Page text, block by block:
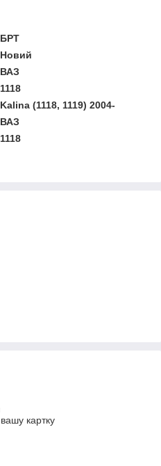
БРТ
Новий
ВАЗ
1118
Kalina (1118, 1119) 2004-
ВАЗ
1118
картку